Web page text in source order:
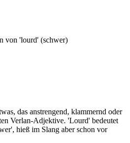
von 'lourd' (schwer)
das anstrengend, klammernd oder
Verlan-Adjektive. 'Lourd' bedeutet
hieß im Slang aber schon vor